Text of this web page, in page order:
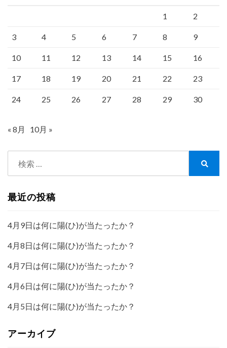
1 2
3 4 5 6 7 8 9
10 11 12 13 14 15 16
17 18 19 20 21 22 23
24 25 26 27 28 29 30
« 8月 10月 »
最近の投稿
4月9日は何に陽(ひ)が当たったか？
4月8日は何に陽(ひ)が当たったか？
4月7日は何に陽(ひ)が当たったか？
4月6日は何に陽(ひ)が当たったか？
4月5日は何に陽(ひ)が当たったか？
アーカイブ